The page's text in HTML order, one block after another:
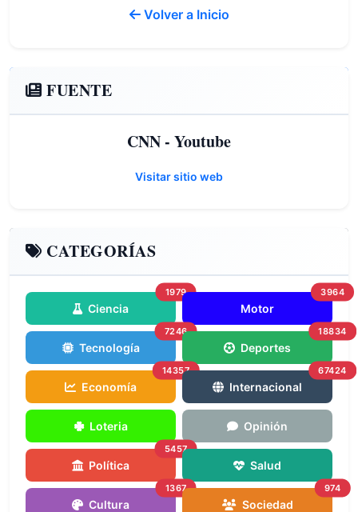
Volver a Inicio
FUENTE
CNN - Youtube
Visitar sitio web
CATEGORÍAS
Ciencia
1979
Motor
3964
Tecnología
7246
Deportes
18834
Economía
14357
Internacional
67424
Loteria Opinión
Política
5457
Salud
Cultura
1367
Sociedad
974